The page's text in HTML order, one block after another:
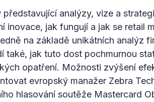
analýzy, vize a
inovace, jak fungují a jak se retail
na základě unikátních analýz
také, jak tuto dost pochmurnou
opatření. Možnosti zvýšení
evropský manažer Zebra
hlasování soutěže Mastercard